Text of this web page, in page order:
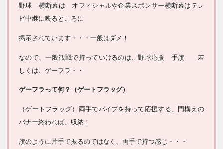
野球 横断幕は オフィシャルや企業スポンサー横断幕はテレ
ビ中継に映るところに
掲示されています・・・一般はダメ！
なので、一般観戦で持っていけるのは、野球応援 手旗 若
しくは、ゲーフラ・・
ゲーフラって何？（ゲートフラッグ）
（ゲートフラッグ）両手でパイプを持って応援する、門構えの
バナー終われば、収納！
旗のように片手で振るのではなく、両手で持つ感じ・・・